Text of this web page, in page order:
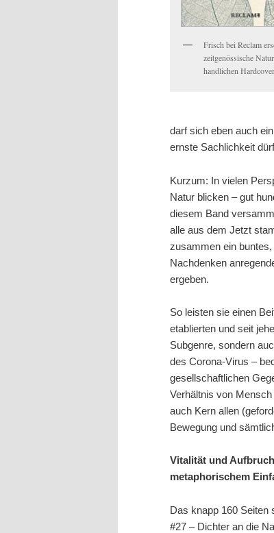
Frisch bei Reclam
zeitgenössische
handlichen Hardcover
darf sich eben auch
ernste Sachlichkeit
Kurzum: In vielen
Natur blicken – gut
diesem Band
alle aus dem Jetzt
zusammen ein
Nachdenken
ergeben.
So leisten sie einen
etablierten und seit
Subgenre, sondern
des Corona-Virus –
gesellschaftlichen
Verhältnis von
auch Kern allen
Bewegung und
Vitalität und
metaphorischem
Das knapp 160
#27 – Dichter an die